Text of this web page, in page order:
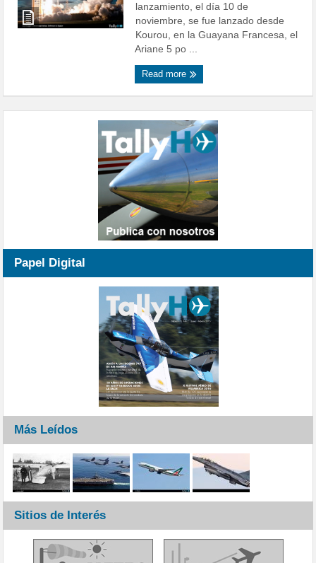
lanzamiento, el día 10 de
noviembre, se fue lanzado desde
Kourou, en la Guayana Francesa, el
Ariane 5 po ...
Read more
Papel Digital
Más Leídos
Sitios de Interés